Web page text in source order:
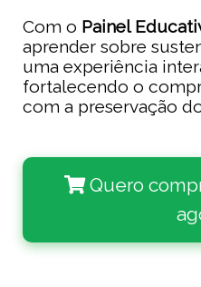
Com o Painel
aprender sobre
uma experiência
fortalecendo o
com a preservação
Quero